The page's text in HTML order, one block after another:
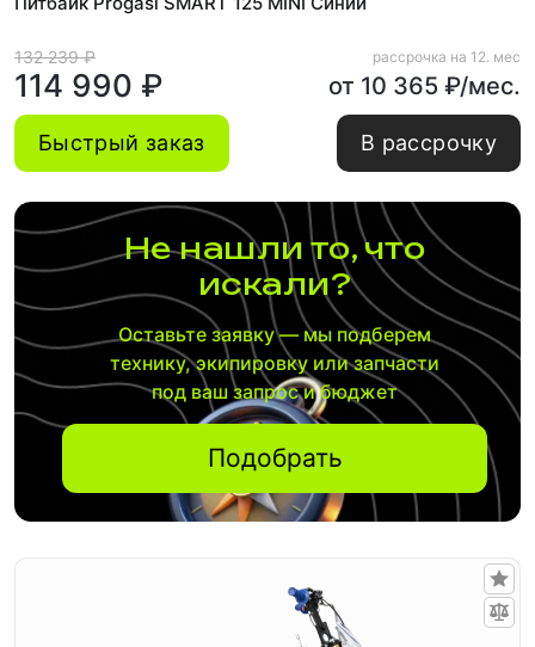
132 239 ₽
114 990 ₽
рассрочка на 12. мес
от 10 365 ₽/мес.
Быстрый заказ В рассрочку
Не нашли то, что
искали?
Оставьте заявку — мы подберем
технику, экипировку или запчасти
под ваш запрос и бюджет
Подобрать